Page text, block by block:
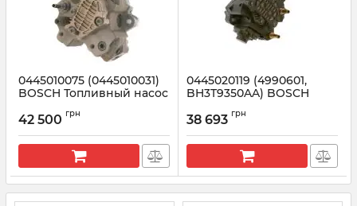
0445010075 (0445010031)
BOSCH Топливный насос
Артикул: 0445010075
42 500 грн
0445020119 (4990601,
BH3T9350AA) BOSCH
Бизнес дв. Cummins ISF
Артикул: 0445020119
38 693 грн